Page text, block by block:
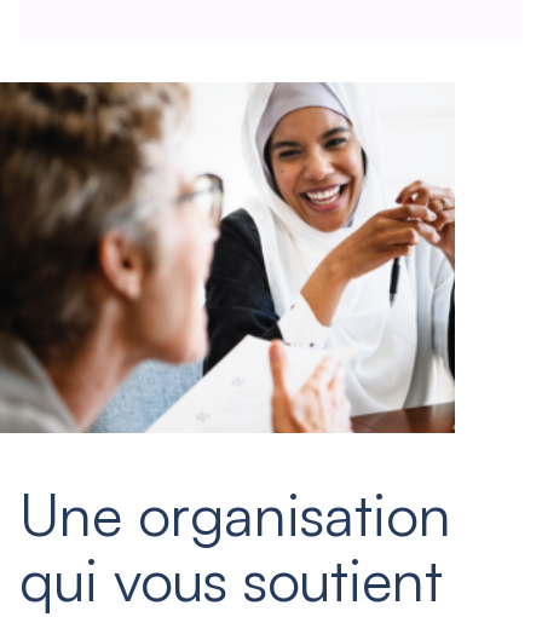
Une organisation
qui vous soutient